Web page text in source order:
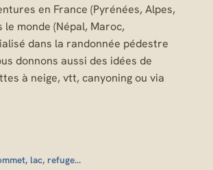
en France (Pyrénées, Alpes,
le monde (Népal, Maroc,
dans la randonnée pédestre
donnons aussi des idées de
à neige, vtt, canyoning ou via
lac, refuge…